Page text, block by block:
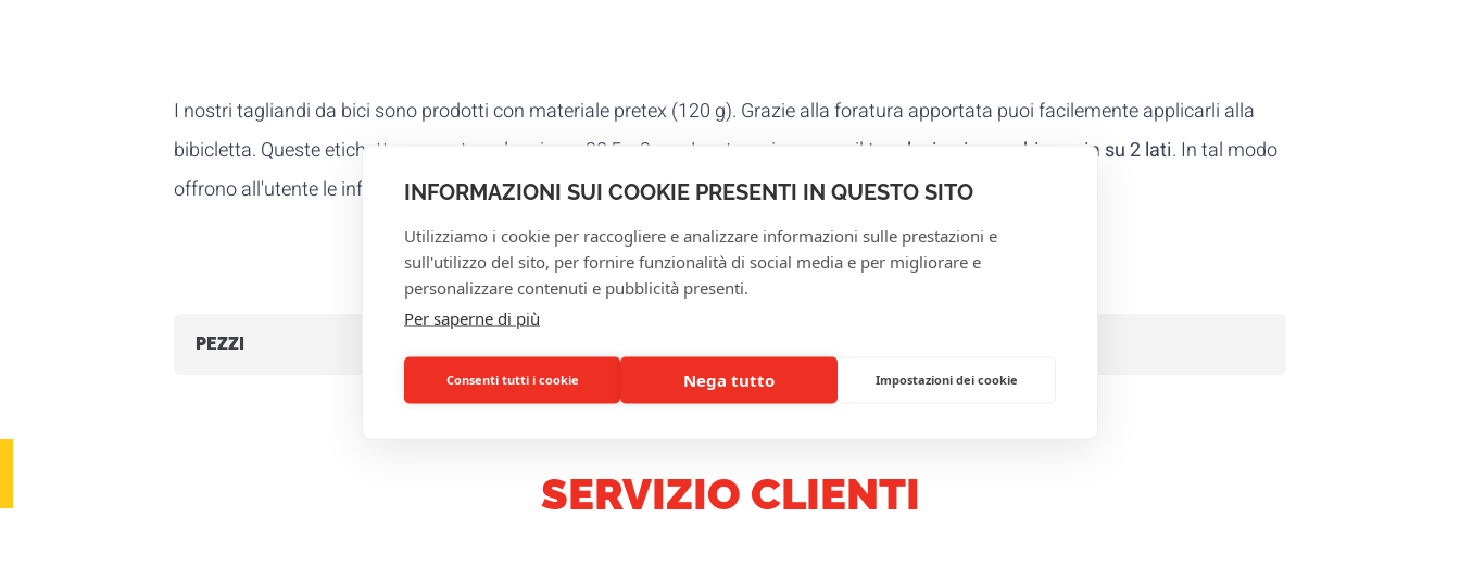
INFORMAZIONI SUI COOKIE PRESENTI IN QUESTO SITO
Utilizziamo i cookie per raccogliere e analizzare informazioni sulle prestazioni e
sull'utilizzo del sito, per fornire funzionalità di social media e per migliorare e
personalizzare contenuti e pubblicità presenti.
Per saperne di più
Consenti tutti i cookie Nega tutto Impostazioni dei cookie
I nostri tagliandi da bici sono prodotti con materiale pretex (120 g). Grazie alla foratura apportata puoi facilemente applicarli alla
bibicletta. Queste etichette presentano le misure 28,5 x 3 cm. Le stampiamo con il tuo design in quadricromia su 2 lati. In tal modo
offrono all'utente le informazioni necessarie come il percoro della biciclettata o dettagli relativi alla gara.
PEZZI
SERVIZIO CLIENTI